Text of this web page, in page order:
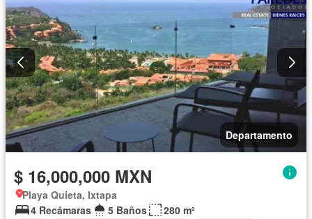
Jacuzzi
Jardín Recámara con closet
Seguridad
Televisión por cable
Terraza Vista panorámica Wifi
Departamento
$ 16,000,000 MXN
Playa Quieta, Ixtapa
4 Recámaras
5 Baños
280 m²